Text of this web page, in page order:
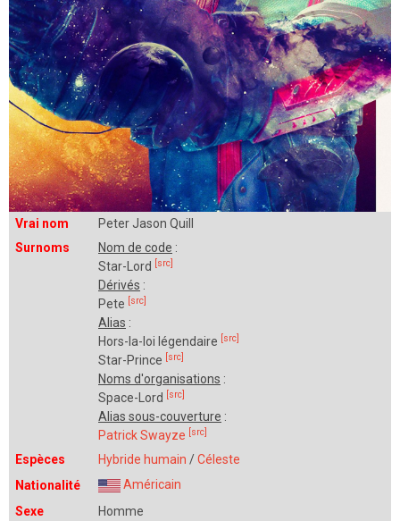
Vrai nom
Peter Jason Quill
Surnoms
Nom de code :
Star-Lord [src]
Dérivés :
Pete [src]
Alias :
Hors-la-loi légendaire [src]
Star-Prince [src]
Noms d'organisations :
Space-Lord [src]
Alias sous-couverture :
Patrick Swayze [src]
Espèces Hybride humain /Céleste
Nationalité
Américain
Sexe
Homme